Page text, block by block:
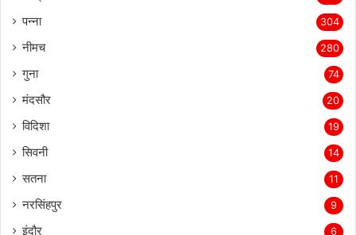
पन्ना 304
नीमच 280
गुना 74
मंदसौर 20
विदिशा 19
सिवनी 14
सतना 11
नरसिंहपुर 9
इंदौर 6